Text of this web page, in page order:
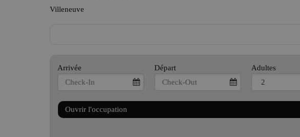
Villeneuve
Arrivée Départ Adultes
Ouvrir l'occupation